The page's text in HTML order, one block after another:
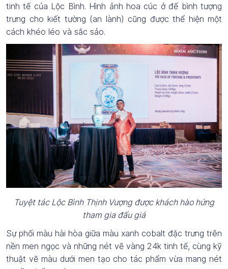
tinh tế của Lộc Bình. Hình ảnh hoa cúc ở đế bình tượng
trưng cho kiết tường (an lành) cũng được thể hiện một
cách khéo léo và sắc sảo.
Tuyệt tác Lộc Bình Thịnh Vượng được khách hào hứng
tham gia đấu giá
Sự phối màu hài hòa giữa màu xanh cobalt đặc trưng trên
nền men ngọc và những nét vẽ vàng 24k tinh tế, cùng kỹ
thuật vẽ màu dưới men tạo cho tác phẩm vừa mang nét